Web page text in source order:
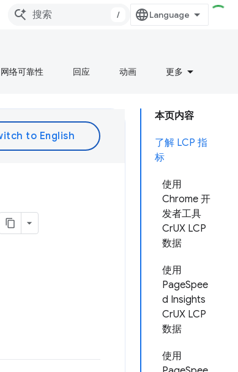
/
网络可靠性 回应 动画 更多
本页内容
了解 LCP 指
标
使用
Chrome 开
发者工具
CrUX LCP
数据
使用
PageSpee
d Insights
CrUX LCP
数据
使用